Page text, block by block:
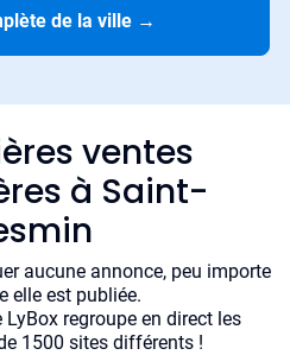
de la ville →
ventes
à Saint-
aucune annonce, peu importe
elle est publiée.
regroupe en direct les
1500 sites différents !